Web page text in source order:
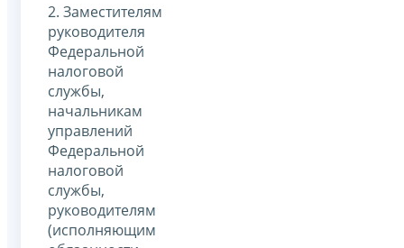
2. Заместителям
руководителя
Федеральной
налоговой
службы,
начальникам
управлений
Федеральной
налоговой
службы,
руководителям
(исполняющим